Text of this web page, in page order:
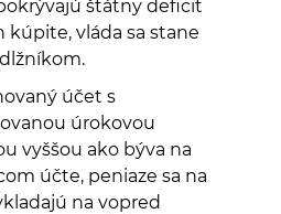
štátny deficit
kúpite, vláda sa stane
účet s
úrokovou
vyššou ako býva na
účte, peniaze sa na
na vopred